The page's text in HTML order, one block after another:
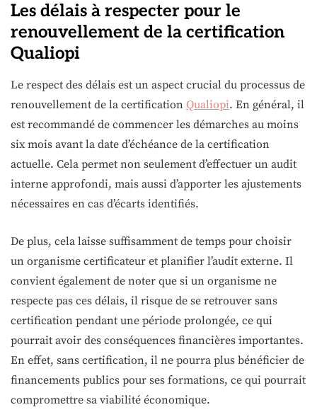
Les délais à respecter pour le
renouvellement de la certification
Qualiopi
Le respect des délais est un aspect crucial du processus de
renouvellement de la certification Qualiopi. En général, il
est recommandé de commencer les démarches au moins
six mois avant la date d’échéance de la certification
actuelle. Cela permet non seulement d’effectuer un audit
interne approfondi, mais aussi d’apporter les ajustements
nécessaires en cas d’écarts identifiés.
De plus, cela laisse suffisamment de temps pour choisir
un organisme certificateur et planifier l’audit externe. Il
convient également de noter que si un organisme ne
respecte pas ces délais, il risque de se retrouver sans
certification pendant une période prolongée, ce qui
pourrait avoir des conséquences financières importantes.
En effet, sans certification, il ne pourra plus bénéficier de
financements publics pour ses formations, ce qui pourrait
compromettre sa viabilité économique.